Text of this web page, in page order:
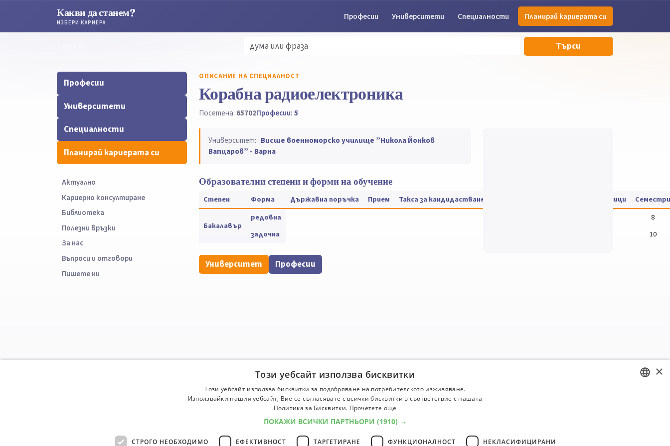
Какви да станем?
ИЗБЕРИ КАРИЕРА
Професии Университети Специалности Планирай кариерата си
Търси
Професии
Университети
Специалности
Планирай кариерата си
Актуално
Кариерно консултиране
Библиотека
Полезни връзки
За нас
Въпроси и отговори
Пишете ни
ОПИСАНИЕ НА СПЕЦИАЛНОСТ
Корабна радиоелектроника
Посетена: 65702Професии:5
Университет: Висше военноморско училище ”Никола Йонков
Вапцаров” - Варна
Образователни степени и форми на обучение
Степен Форма Държавна поръчка Прием Такса за кандидастване Цени на учебници Семестри
Бакалавър
редовна
8
задочна
10
Университет Професии
×
Този уебсайт използва бисквитки
Този уебсайт използва бисквитки за подобряване на потребителското изживяване.
Използвайки нашия уебсайт, Вие се съгласявате с всички бисквитки в съответствие с нашата
Политика за Бисквитки. Прочетете още
ПОКАЖИ ВСИЧКИ ПАРТНЬОРИ (1910) →
СТРОГО НЕОБХОДИМО ЕФЕКТИВНОСТ ТАРГЕТИРАНЕ ФУНКЦИОНАЛНОСТ НЕКЛАСИФИЦИРАНИ